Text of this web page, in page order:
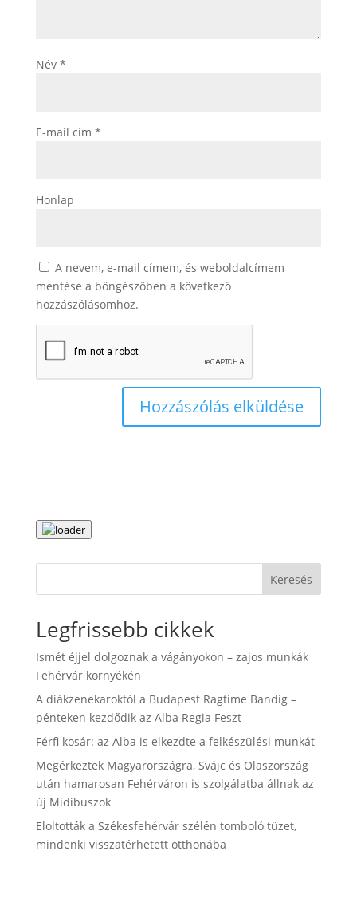
Név *
E-mail cím *
Honlap
A nevem, e-mail címem, és weboldalcímem
mentése a böngészőben a következő
hozzászólásomhoz.
Keresés
Legfrissebb cikkek
Ismét éjjel dolgoznak a vágányokon – zajos munkák
Fehérvár környékén
A diákzenekaroktól a Budapest Ragtime Bandig –
pénteken kezdődik az Alba Regia Feszt
Férfi kosár: az Alba is elkezdte a felkészülési munkát
Megérkeztek Magyarországra, Svájc és Olaszország
után hamarosan Fehérváron is szolgálatba állnak az
új Midibuszok
Eloltották a Székesfehérvár szélén tomboló tüzet,
mindenki visszatérhetett otthonába